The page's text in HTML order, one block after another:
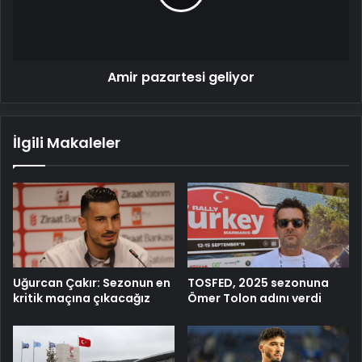
Amir pazartesi geliyor
İlgili Makaleler
Uğurcan Çakır: Sezonun en
kritik maçına çıkacağız
TOSFED, 2025 sezonuna
Ömer Tolon adını verdi